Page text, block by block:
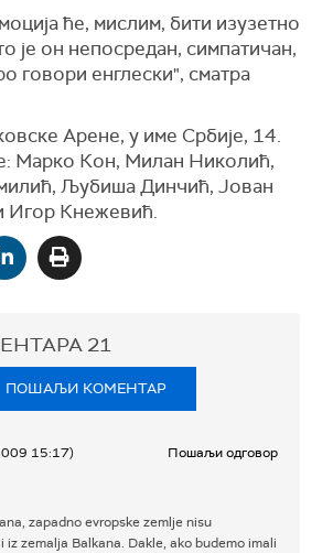
ће, мислим, бити изузетно
је он непосредан, симпатичан,
говори енглески", сматра
Арене, у име Србије, 14.
Марко Кон, Милан Николић,
Љубиша Динчић, Јован
Игор Кнежевић.
21
ПОШАЉИ КОМЕНТАР
15:17)
Пошаљи одговор
zapadno evropske zemlje nisu
iz zemalja Balkana. Dakle, ako budemo imali